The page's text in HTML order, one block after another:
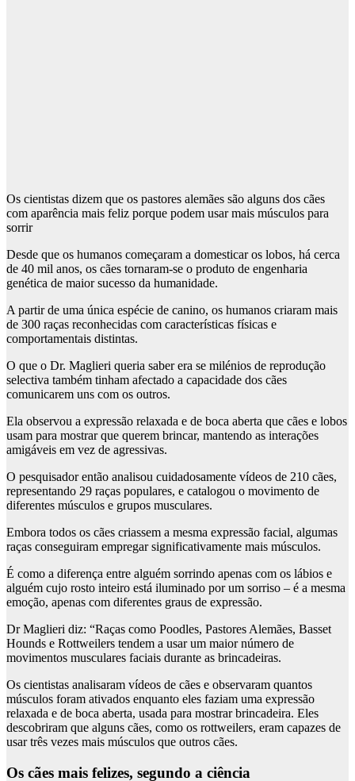
Os cientistas dizem que os pastores alemães são alguns dos cães
com aparência mais feliz porque podem usar mais músculos para
sorrir
Desde que os humanos começaram a domesticar os lobos, há cerca
de 40 mil anos, os cães tornaram-se o produto de engenharia
genética de maior sucesso da humanidade.
A partir de uma única espécie de canino, os humanos criaram mais
de 300 raças reconhecidas com características físicas e
comportamentais distintas.
O que o Dr. Maglieri queria saber era se milénios de reprodução
selectiva também tinham afectado a capacidade dos cães
comunicarem uns com os outros.
Ela observou a expressão relaxada e de boca aberta que cães e lobos
usam para mostrar que querem brincar, mantendo as interações
amigáveis ​​em vez de agressivas.
O pesquisador então analisou cuidadosamente vídeos de 210 cães,
representando 29 raças populares, e catalogou o movimento de
diferentes músculos e grupos musculares.
Embora todos os cães criassem a mesma expressão facial, algumas
raças conseguiram empregar significativamente mais músculos.
É como a diferença entre alguém sorrindo apenas com os lábios e
alguém cujo rosto inteiro está iluminado por um sorriso – é a mesma
emoção, apenas com diferentes graus de expressão.
Dr Maglieri diz: “Raças como Poodles, Pastores Alemães, Basset
Hounds e Rottweilers tendem a usar um maior número de
movimentos musculares faciais durante as brincadeiras.
Os cientistas analisaram vídeos de cães e observaram quantos
músculos foram ativados enquanto eles faziam uma expressão
relaxada e de boca aberta, usada para mostrar brincadeira. Eles
descobriram que alguns cães, como os rottweilers, eram capazes de
usar três vezes mais músculos que outros cães.
Os cães mais felizes, segundo a ciência